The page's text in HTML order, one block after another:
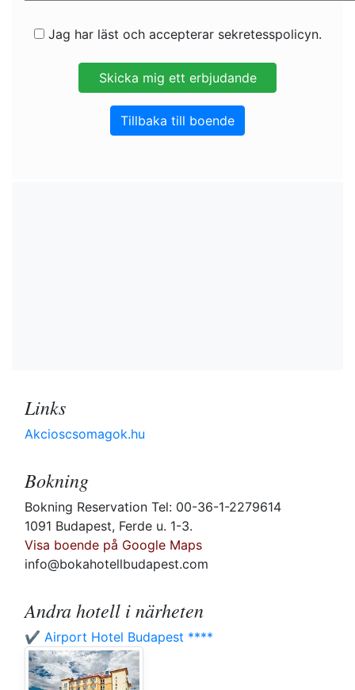
Jag har läst och accepterar sekretesspolicyn.
Tillbaka till boende
Links
Akcioscsomagok.hu
Bokning
Bokning Reservation Tel: 00-36-1-2279614
1091 Budapest, Ferde u. 1-3.
Visa boende på Google Maps
info@bokahotellbudapest.com
Andra hotell i närheten
✔️ Airport Hotel Budapest ****